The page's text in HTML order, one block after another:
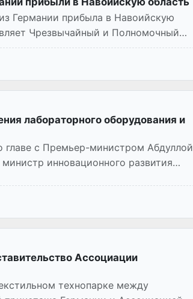
Германии прибыла в Навоийскую
Чрезвычайный и Полномочный
лабораторного оборудования и
главе с Премьер-министром Абдуллой
инновационного развития
Ассоциации
технопарке между